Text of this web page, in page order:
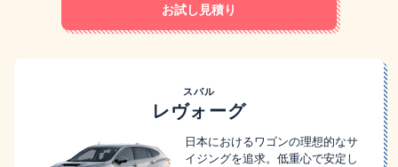
お試し見積り
スバル
レヴォーグ
日本におけるワゴンの理想的なサ
イジングを追求。低重心で安定し